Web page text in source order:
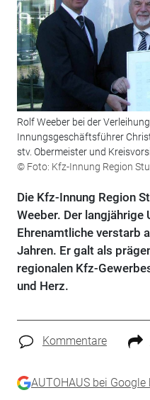
Rolf Weeber bei der
Innungsgeschäftsführer
stv. Obermeister und
© Foto: Kfz-Innung Region
Die Kfz-Innung Region
Weeber. Der langjährige
Ehrenamtliche verstarb
Jahren. Er galt als
regionalen Kfz-
und Herz.
Kommentare
AUTOHAUS bei Google